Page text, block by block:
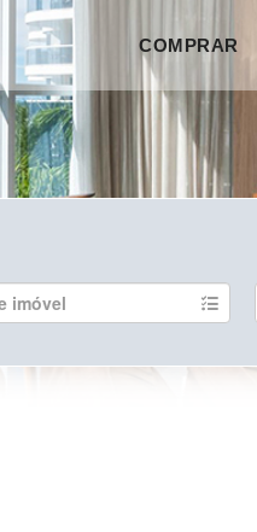
COMPRAR